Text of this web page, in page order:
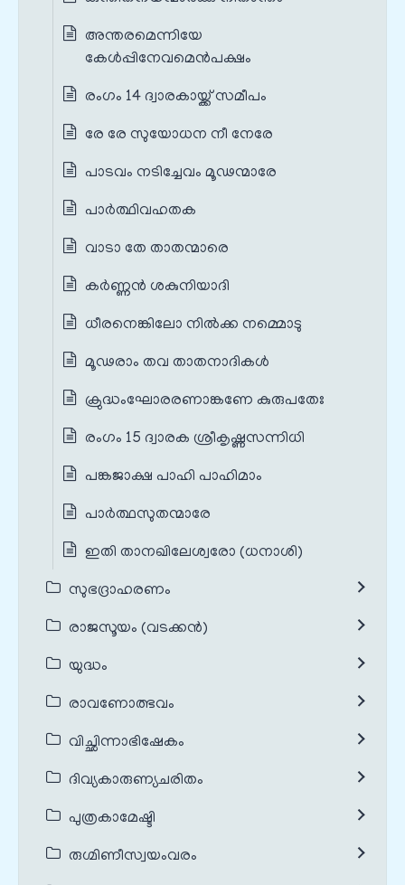
അന്തരമെന്നിയേ
കേൾപ്പിനേവമെൻപക്ഷം
രംഗം 14 ദ്വാരകായ്ക്ക് സമീപം
രേ രേ സുയോധന നീ നേരേ
പാടവം നടിച്ചേവം മൂഢന്മാരേ
പാർത്ഥിവഹതക
വാടാ തേ താതന്മാരെ
കർണ്ണൻ ശകുനിയാദി
ധീരനെങ്കിലോ നിൽക്ക നമ്മൊടു
മൂഢരാം തവ താതനാദികൾ
ക്രുദ്ധംഘോരരണാങ്കണേ കുരുപതേഃ
രംഗം 15 ദ്വാരക ശ്രീകൃഷ്ണസന്നിധി
പങ്കജാക്ഷ പാഹി പാഹിമാം
പാർത്ഥസുതന്മാരേ
ഇതി താനഖിലേശ്വരോ (ധനാശി)
സുഭദ്രാഹരണം
രാജസൂയം (വടക്കൻ)
യുദ്ധം
രാവണോത്ഭവം
വിച്ഛിന്നാഭിഷേകം
ദിവ്യകാരുണ്യചരിതം
പുത്രകാമേഷ്ടി
രുഗ്മിണീസ്വയംവരം